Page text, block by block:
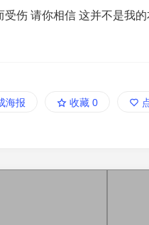
伤 请你相信 这并不是我
海报 收藏0